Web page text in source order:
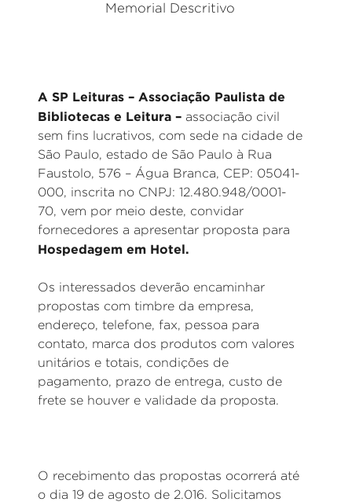
Memorial Descritivo
A SP Leituras – Associação Paulista de
Bibliotecas e Leitura – associação civil
sem fins lucrativos, com sede na cidade de
São Paulo, estado de São Paulo à Rua
Faustolo, 576 – Água Branca, CEP: 05041-
000, inscrita no CNPJ: 12.480.948/0001-
70, vem por meio deste, convidar
fornecedores a apresentar proposta para
Hospedagem em Hotel.
Os interessados deverão encaminhar
propostas com timbre da empresa,
endereço, telefone, fax, pessoa para
contato, marca dos produtos com valores
unitários e totais, condições de
pagamento, prazo de entrega, custo de
frete se houver e validade da proposta.
O recebimento das propostas ocorrerá até
o dia 19 de agosto de 2.016. Solicitamos